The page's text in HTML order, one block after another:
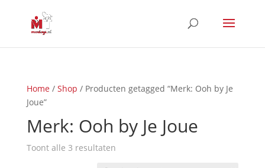
Home/ Shop / Producten getagged “Merk: Ooh by Je
Joue”
Merk: Ooh by Je Joue
Toont alle 3 resultaten